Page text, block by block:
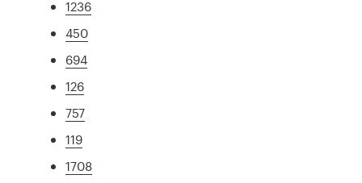
1236
450
694
126
757
119
1708